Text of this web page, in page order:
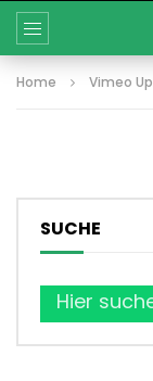
Home Vimeo
SUCHE